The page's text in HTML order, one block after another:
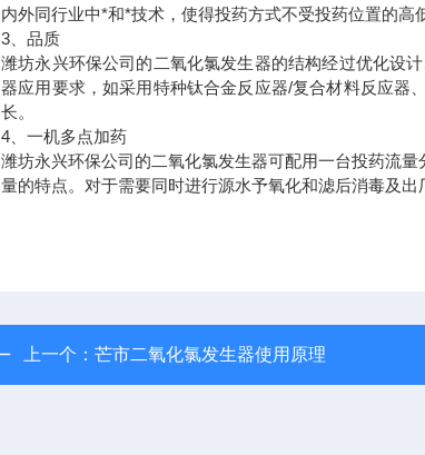
内外同行业中*和*技术，使得投药方式不受投药位置的高
3 、品质
潍坊永兴环保公司的二氧化氯发生器的结构经过优化设
器应用要求，如采用特种钛合金反应器/复合材料反应器
长。
4 、一机多点加药
潍坊永兴环保公司的二氧化氯发生器可配用一台投药流
量的特点。对于需要同时进行源水予氧化和滤后消毒及出
上一个： 芒市二氧化氯发生器使用原理